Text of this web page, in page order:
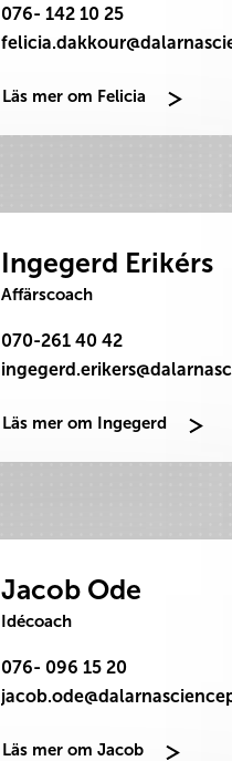
076- 142 10 25
Läs mer om Felicia
Ingegerd Erikérs
Affärscoach
070-261 40 42
Läs mer om Ingegerd
Jacob Ode
Idécoach
076- 096 15 20
Läs mer om Jacob